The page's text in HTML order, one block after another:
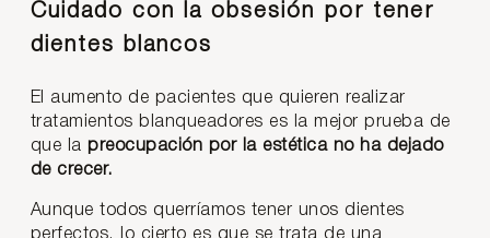
Cuidado con la obsesión por tener
dientes blancos
El aumento de pacientes que quieren realizar
tratamientos blanqueadores es la mejor prueba de
que la preocupación por la estética no ha dejado
de crecer.
Aunque todos querríamos tener unos dientes
perfectos, lo cierto es que se trata de una